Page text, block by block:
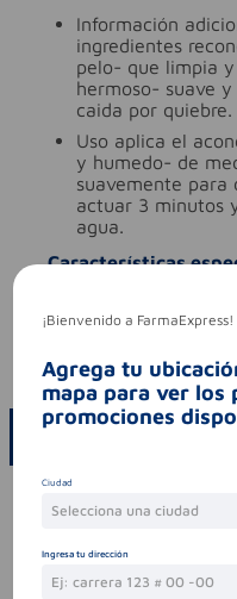
información
ingredientes
pelo- que limpia
hermoso- suave
caida por quiebre.
uso aplica el
y humedo- de
suavemente para
actuar 3 minutos
agua.
Características
Aviso legal
codigo invima
ESCRIBE
¡Bienvenido a FarmaExpress!
Agrega tu
mapa para ver los
promociones
Ciudad
Selecciona una ciudad
Ingresa tu dirección